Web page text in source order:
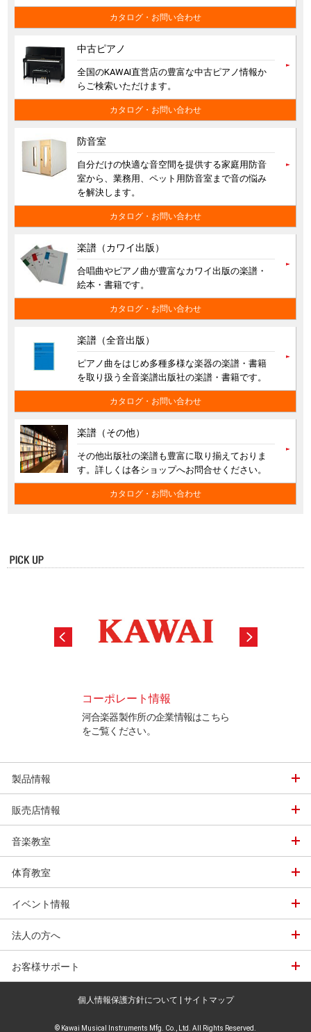
カタログ・お問い合わせ
中古ピアノ
全国のKAWAI直営店の豊富な中古ピアノ情報か
らご検索いただけます。
カタログ・お問い合わせ
防音室
自分だけの快適な音空間を提供する家庭用防音
室から、業務用、ペット用防音室まで音の悩み
を解決します。
カタログ・お問い合わせ
楽譜（カワイ出版）
合唱曲やピアノ曲が豊富なカワイ出版の楽譜・
絵本・書籍です。
カタログ・お問い合わせ
楽譜（全音出版）
ピアノ曲をはじめ多種多様な楽器の楽譜・書籍
を取り扱う全音楽譜出版社の楽譜・書籍です。
カタログ・お問い合わせ
楽譜（その他）
その他出版社の楽譜も豊富に取り揃えておりま
す。詳しくは各ショップへお問合せください。
カタログ・お問い合わせ
コーポレート情報
河合楽器製作所の企業情報はこちら
をご覧ください。
製品情報
販売店情報
音楽教室
体育教室
イベント情報
法人の方へ
お客様サポート
個人情報保護方針について サイトマップ
© Kawai Musical Instruments Mfg. Co., Ltd. All Rights Reserved.